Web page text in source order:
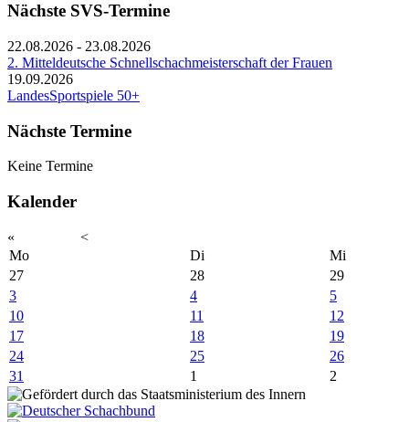
Nächste SVS-Termine
22.08.2026 - 23.08.2026
2. Mitteldeutsche Schnellschachmeisterschaft der Frauen
19.09.2026
LandesSportspiele 50+
Nächste Termine
Keine Termine
Kalender
«
<
Mo
Di
Mi
27
28
29
3
4
5
10
11
12
17
18
19
24
25
26
31
1 2